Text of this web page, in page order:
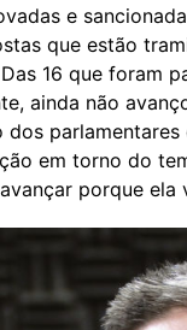
e
que estão
16 que foram
ainda não
em torno do
porque